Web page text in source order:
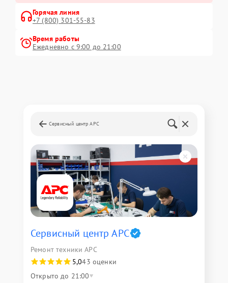
Горячая линия
+7 (800) 301-55-83
Время работы
Ежедневно с 9:00 до 21:00
Сервисный центр APC
Сервисный центр APC
Ремонт техники APC
5,043 оценки
Открыто до 21:00